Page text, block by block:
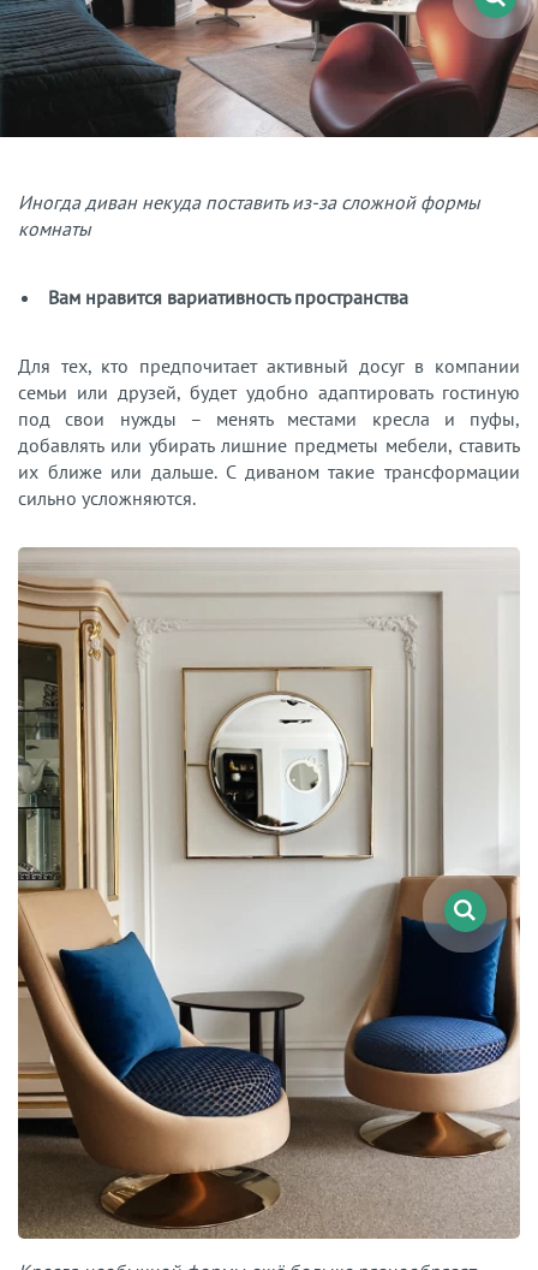
Иногда диван некуда поставить из-за сложной формы
комнаты
Вам нравится вариативность пространства
Для тех, кто предпочитает активный досуг в компании
семьи или друзей, будет удобно адаптировать гостиную
под свои нужды – менять местами кресла и пуфы,
добавлять или убирать лишние предметы мебели, ставить
их ближе или дальше. С диваном такие трансформации
сильно усложняются.